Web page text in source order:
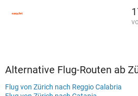
Alternative Flug-Routen ab
Flug von Zürich nach Reggio Calabria